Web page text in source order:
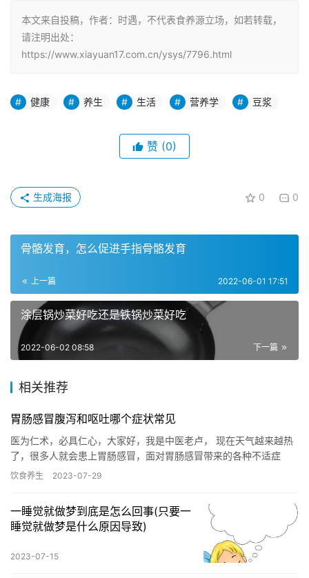
本文来自投稿，作者：时遇，不代表食养源立场，如若转载，
请注明出处：
https://www.xiayuan17.com.cn/ysys/7796.html
健康 养生 生活 营养学 豆浆
赞 (0)
0 0
生成海报
骨骼发育，怎么促进手指骨骼发育
上一篇 2022-06-01 17:51
涂层锅炒菜好吃还是铁锅炒菜好吃
下一篇
2022-06-02 08:58
相关推荐
胃肠感冒腹泻和呕吐哪个症状常见
医为仁术，必具仁心，大家好，我是中医老卢， 现在天气越来越热
了，很多人就会患上胃肠感冒，面对胃肠感冒带来的各种不适症
状，该如何调理呢，那我们今天来聊一聊，期待大家点赞、评论、
饮食养生 2023-07-29
一睡觉就做梦到底是怎么回事(只要一
睡觉就做梦是什么原因导致)
2023-07-15